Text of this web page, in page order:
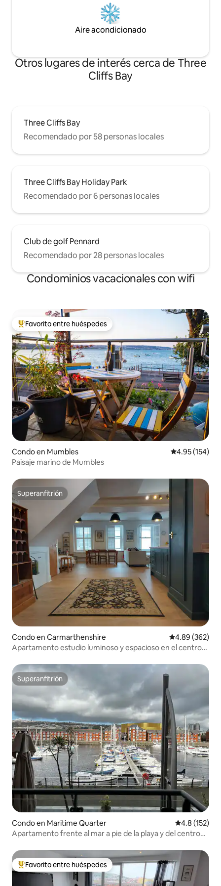
Aire acondicionado
Otros lugares de interés cerca de Three
Cliffs Bay
Three Cliffs Bay
Recomendado por 58 personas locales
Three Cliffs Bay Holiday Park
Recomendado por 6 personas locales
Club de golf Pennard
Recomendado por 28 personas locales
Condominios vacacionales con wifi
Favorito entre huéspedes preferido
Favorito entre huéspedes
Condo en Mumbles Calificación
4.95 (154)
Paisaje marino de Mumbles
Superanfitrión
Superanfitrión
Condo en Carmarthenshire Calificación
4.89 (362)
Apartamento estudio luminoso y espacioso en el centro
Superanfitrión
Superanfitrión
Condo en Maritime Quarter Calificación
4.8 (152)
Apartamento frente al mar a pie de la playa y del centro
Favorito entre huéspedes preferido
Favorito entre huéspedes